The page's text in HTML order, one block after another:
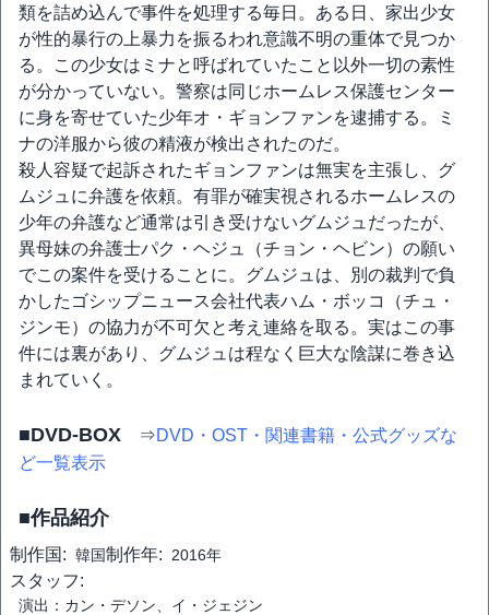
類を詰め込んで事件を処理する毎日。ある日、家出少女
が性的暴行の上暴力を振るわれ意識不明の重体で見つか
る。この少女はミナと呼ばれていたこと以外一切の素性
が分かっていない。警察は同じホームレス保護センター
に身を寄せていた少年オ・ギョンファンを逮捕する。ミ
ナの洋服から彼の精液が検出されたのだ。
殺人容疑で起訴されたギョンファンは無実を主張し、グ
ムジュに弁護を依頼。有罪が確実視されるホームレスの
少年の弁護など通常は引き受けないグムジュだったが、
異母妹の弁護士パク・ヘジュ（チョン・ヘビン）の願い
でこの案件を受けることに。グムジュは、別の裁判で負
かしたゴシップニュース会社代表ハム・ボッコ（チュ・
ジンモ）の協力が不可欠と考え連絡を取る。実はこの事
件には裏があり、グムジュは程なく巨大な陰謀に巻き込
まれていく。
■DVD-BOX ⇒DVD・OST・関連書籍・公式グッズな
ど一覧表示
■作品紹介
制作国: 韓国制作年: 2016年
スタッフ:
演出：カン・デソン、イ・ジェジン